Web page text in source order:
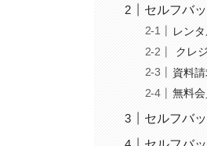
セルフバ
レン
クレ
資料
無料
セルフバ